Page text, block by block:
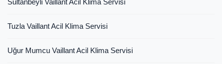
Tuzla Vaillant Acil Klima Servisi
Uğur Mumcu Vaillant Acil Klima Servisi